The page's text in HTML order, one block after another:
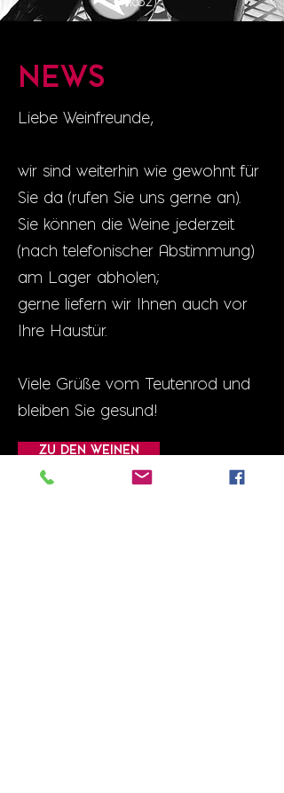
NEWS
Liebe Weinfreunde,
wir sind weiterhin wie gewohnt für
Sie da (rufen Sie uns gerne an).
Sie können die Weine jederzeit
(nach telefonischer Abstimmung)
am Lager abholen;
gerne liefern wir Ihnen auch vor
Ihre Haustür.
Viele Grüße vom Teutenrod und
bleiben Sie gesund!
ZU DEN WEINEN